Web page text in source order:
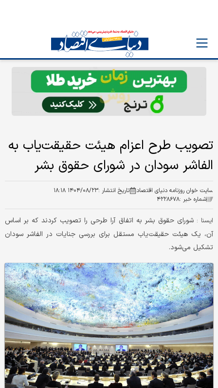
تصویب طرح اعزام هیئت حقیقت‌یاب به
الفاشر سودان در شورای حقوق بشر
سایت خوان روزنامه دنیای اقتصاد تاریخ انتشار :۱۴۰۴/۰۸/۲۳ ۱۸:۱۸
شماره خبر :۴۲۲۸۶۷۸
ايسنا :شورای حقوق بشر به اتفاق آرا طرحی را تصویب کردند که بر اساس
آن، یک هیئت حقیقت‌یاب مستقل برای بررسی جنایات در الفاشر سودان
تشکیل می‌شود.